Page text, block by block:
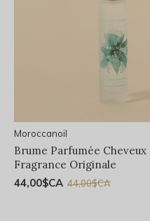
Moroccanoil
Brume Parfumée Cheveux
Fragrance Originale
44,00$CA 44,00$CA